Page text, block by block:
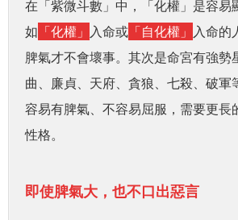
在「紫微斗數」中，「化權」是容易
如 「化權」 入命或 「自化權」 入命的
脾氣才不會壞事。其次是命宮有強勢
曲、廉貞、天府、貪狼、七殺、破軍
容易有脾氣、不容易屈服，需要更長
性格。
即使脾氣大，也不口出惡言